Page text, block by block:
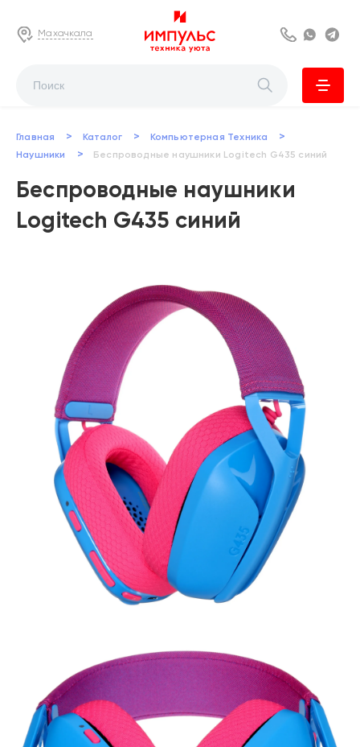
Махачкала 8 800 222 63
Главная > Каталог > Компьютерная Техника >
Наушники > Беспроводные наушники Logitech G435 синий
Беспроводные наушники
Logitech G435 синий